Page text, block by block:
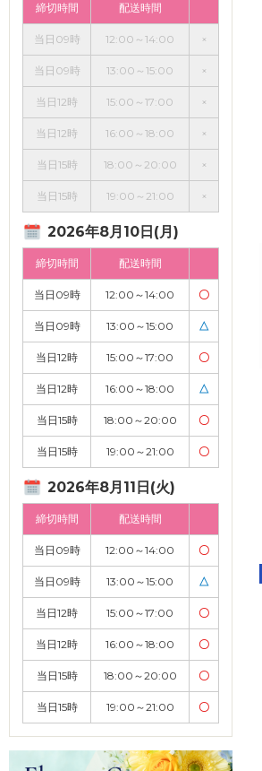
締切時間 配送時間
当日09時 12:00～14:00 ×
当日09時 13:00～15:00 ×
当日12時 15:00～17:00 ×
当日12時 16:00～18:00 ×
当日15時 18:00～20:00 ×
当日15時 19:00～21:00 ×
2026年8月10日(月)
締切時間 配送時間
当日09時 12:00～14:00 〇
当日09時 13:00～15:00 △
当日12時 15:00～17:00 〇
当日12時 16:00～18:00 △
当日15時 18:00～20:00 〇
当日15時 19:00～21:00 〇
2026年8月11日(火)
締切時間 配送時間
当日09時 12:00～14:00 〇
当日09時 13:00～15:00 △
当日12時 15:00～17:00 〇
当日12時 16:00～18:00 〇
当日15時 18:00～20:00 〇
当日15時 19:00～21:00 〇